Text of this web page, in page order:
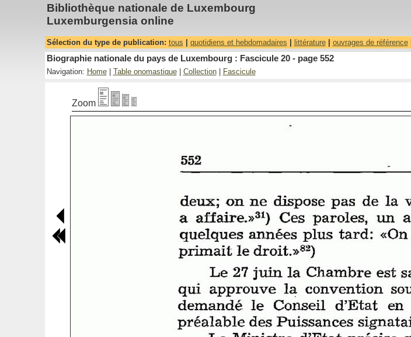
Bibliothèque nationale de Luxembourg
Luxemburgensia online
Sélection du type de publication: tous quotidiens et hebdomadaires littérature| ouvrages de référence|
Biographie nationale du pays de Luxembourg : Fascicule 20 - page 552
Navigation: Home| Table onomastique| Collection| Fascicule
Zoom